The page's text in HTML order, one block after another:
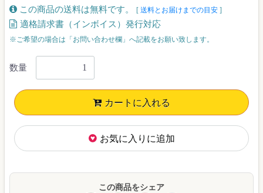
この商品の送料は無料です。 [ 送料とお届けまでの目安 ]
適格請求書（インボイス）発行対応
※ご希望の場合は「お問い合わせ欄」へ記載をお願い致します。
数量
カートに入れる
お気に入りに追加
この商品をシェア